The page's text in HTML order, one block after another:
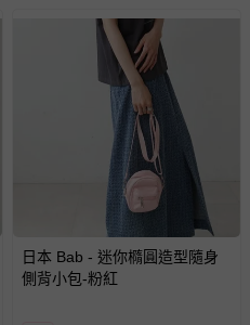
日書、姓名貼等）。
籍如經拆封、使用，則酌收整
或電腦軟體（例如 DVD、CD
內容或一經提供即為完成之線
意始提供（例如線上課程、遊
日本 Bab - 迷你橢圓造型隨身
側背小包-粉紅